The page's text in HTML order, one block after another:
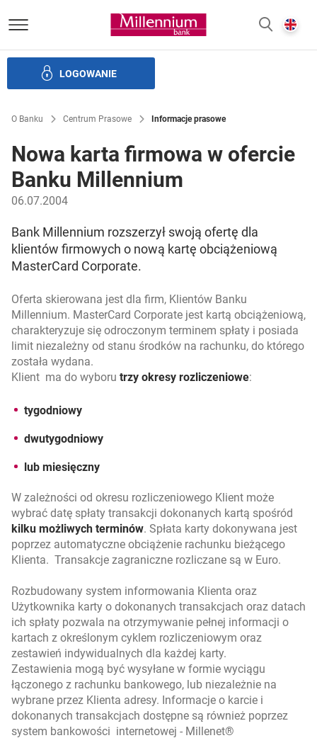
Bank Millennium homepage
LOGOWANIE
O Banku Centrum Prasowe Informacje prasowe
Nowa karta firmowa w ofercie
Banku Millennium
06.07.2004
Bank Millennium rozszerzył swoją ofertę dla
klientów firmowych o nową kartę obciążeniową
MasterCard Corporate.
Oferta skierowana jest dla firm, Klientów Banku
Millennium. MasterCard Corporate jest kartą obciążeniową,
charakteryzuje się odroczonym terminem spłaty i posiada
limit niezależny od stanu środków na rachunku, do którego
została wydana.
Klient ma do wyboru trzy okresy rozliczeniowe:
tygodniowy
dwutygodniowy
lub miesięczny
W zależności od okresu rozliczeniowego Klient może
wybrać datę spłaty transakcji dokonanych kartą spośród
kilku możliwych terminów. Spłata karty dokonywana jest
poprzez automatyczne obciążenie rachunku bieżącego
Klienta. Transakcje zagraniczne rozliczane są w Euro.
Rozbudowany system informowania Klienta oraz
Użytkownika karty o dokonanych transakcjach oraz datach
ich spłaty pozwala na otrzymywanie pełnej informacji o
kartach z określonym cyklem rozliczeniowym oraz
zestawień indywidualnych dla każdej karty.
Zestawienia mogą być wysyłane w formie wyciągu
łączonego z rachunku bankowego, lub niezależnie na
wybrane przez Klienta adresy. Informacje o karcie i
dokonanych transakcjach dostępne są również poprzez
system bankowości internetowej - Millenet®